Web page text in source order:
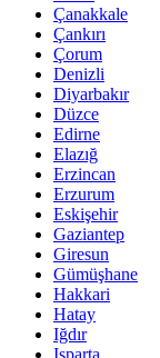
Çanakkale
Çankırı
Çorum
Denizli
Diyarbakır
Düzce
Edirne
Elazığ
Erzincan
Erzurum
Eskişehir
Gaziantep
Giresun
Gümüşhane
Hakkari
Hatay
Iğdır
Isparta